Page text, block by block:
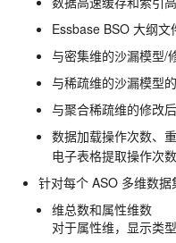
Essbase BSO 大纲文
与密集维的沙漏模型/
与稀疏维的沙漏模型
与聚合稀疏维的修改
数据加载操作次数、
电子表格提取操作次数
针对每个 ASO 多维数据
维总数和属性维数
对于属性维，显示类